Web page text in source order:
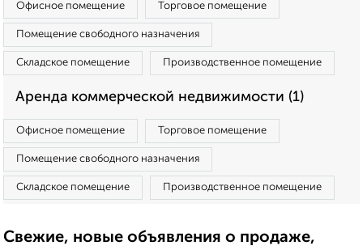
Офисное помещение Торговое помещение
Помещение свободного назначения
Складское помещение Производственное помещение
Аренда коммерческой недвижимости (1)
Офисное помещение Торговое помещение
Помещение свободного назначения
Складское помещение Производственное помещение
Свежие, новые объявления о продаже,